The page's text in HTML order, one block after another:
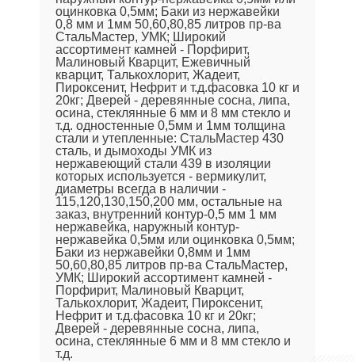
оцинковка 0,5мм; Баки из нержавейки
0,8 мм и 1мм 50,60,80,85 литров пр-ва
СтальМастер, УМК; Широкий
ассортимент камней - Порфирит,
Малиновый Кварцит, Ежевичный
кварцит, Талькохлорит, Жадеит,
Пироксенит, Нефрит и т.д.фасовка 10 кг и
20кг; Дверей - деревянные сосна, липа,
осина, стеклянные 6 мм и 8 мм стекло и
т.д. одностенные 0,5мм и 1мм толщина
стали и утепленные: СтальМастер 430
сталь, и дымоходы УМК из
нержавеющий стали 439 в изоляции
которых используется - вермикулит,
диаметры всегда в наличии -
115,120,130,150,200 мм, остальные на
заказ, внутренний контур-0,5 мм 1 мм
нержавейка, наружный контур-
нержавейка 0,5мм или оцинковка 0,5мм;
Баки из нержавейки 0,8мм и 1мм
50,60,80,85 литров пр-ва СтальМастер,
УМК; Широкий ассортимент камней -
Порфирит, Малиновый Кварцит,
Талькохлорит, Жадеит, Пироксенит,
Нефрит и т.д.фасовка 10 кг и 20кг;
Дверей - деревянные сосна, липа,
осина, стеклянные 6 мм и 8 мм стекло и
т.д.